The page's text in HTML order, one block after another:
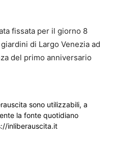
fissata per il giorno 8
di Largo Venezia ad
del primo anniversario
sono utilizzabili, a
la fonte quotidiano
inliberauscita.it